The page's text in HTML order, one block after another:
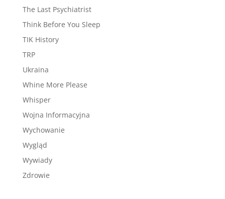
The Last Psychiatrist
Think Before You Sleep
TIK History
TRP
Ukraina
Whine More Please
Whisper
Wojna Informacyjna
Wychowanie
Wygląd
Wywiady
Zdrowie